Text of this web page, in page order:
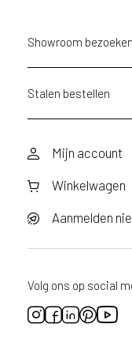
Showroom bezoeken
Stalen bestellen
Mijn account
Winkelwagen
Aanmelden
Volg ons op social